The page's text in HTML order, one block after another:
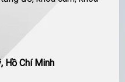
Hồ Chí Minh